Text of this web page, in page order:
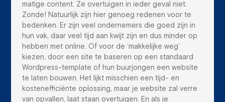
matige content. Ze overtuigen in ieder geval niet.
Zonde! Natuurlijk zijn hier genoeg redenen voor te
bedenken. Er zijn veel ondernemers die goed zijn in
hun vak, daar veel tijd aan kwijt zijn en dus minder op
hebben met online. Of voor de ‘makkelijke weg’
kiezen, door een site te baseren op een standaard
Wordpress-template of hun buurjongen een website
te laten bouwen. Het lijkt misschien een tijd- en
kostenefficiënte oplossing, maar je website zal verre
van opvallen, laat staan overtuigen. En als je